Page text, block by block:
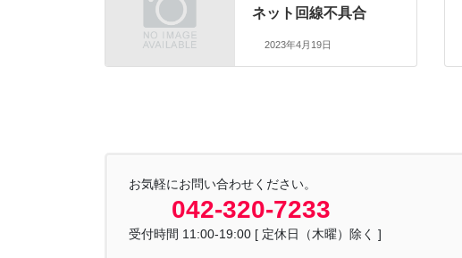
ネット回線不具合
2023年4月19日
お気軽にお問い合わせください。
042-320-7233
受付時間 11:00-19:00 [ 定休日（木曜）除く ]